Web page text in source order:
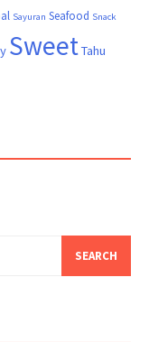
Sayuran Seafood Snack
SweetTahu